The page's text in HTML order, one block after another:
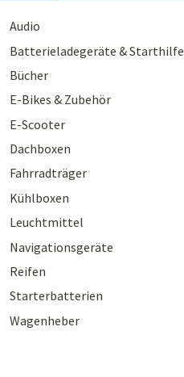
Audio
Batterieladegeräte & Starthilfe
Bücher
E-Bikes & Zubehör
E-Scooter
Dachboxen
Fahrradträger
Kühlboxen
Leuchtmittel
Navigationsgeräte
Reifen
Starterbatterien
Wagenheber